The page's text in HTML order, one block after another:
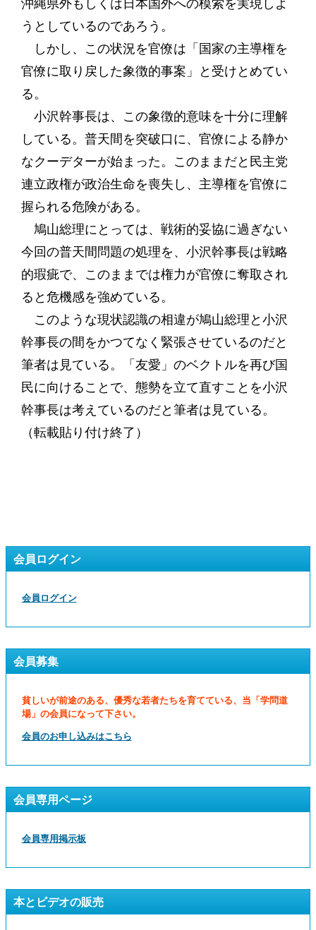
沖縄県外もしくは日本国外への模索を実現しよ
うとしているのであろう。
しかし、この状況を官僚は「国家の主導権を
官僚に取り戻した象徴的事案」と受けとめてい
る。
小沢幹事長は、この象徴的意味を十分に理解
している。普天間を突破口に、官僚による静か
なクーデターが始まった。このままだと民主党
連立政権が政治生命を喪失し、主導権を官僚に
握られる危険がある。
鳩山総理にとっては、戦術的妥協に過ぎない
今回の普天間問題の処理を、小沢幹事長は戦略
的瑕疵で、このままでは権力が官僚に奪取され
ると危機感を強めている。
このような現状認識の相違が鳩山総理と小沢
幹事長の間をかつてなく緊張させているのだと
筆者は見ている。「友愛」のベクトルを再び国
民に向けることで、態勢を立て直すことを小沢
幹事長は考えているのだと筆者は見ている。
（転載貼り付け終了）
会員ログイン
会員ログイン
会員募集
貧しいが前途のある、優秀な若者たちを育てている、当「学問道
場」の会員になって下さい。
会員のお申し込みはこちら
会員専用ページ
会員専用掲示板
本とビデオの販売